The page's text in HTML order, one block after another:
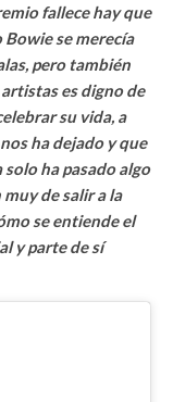
fallece hay que
Bowie se merecía
pero también
es digno de
su vida, a
ha dejado y que
ha pasado algo
de salir a la
se entiende el
y parte de sí